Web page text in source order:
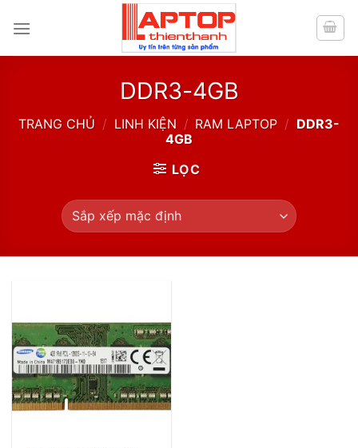
DDR3-4GB
TRANG CHỦ / LINH KIỆN / RAM LAPTOP / DDR3-
4GB
LỌC